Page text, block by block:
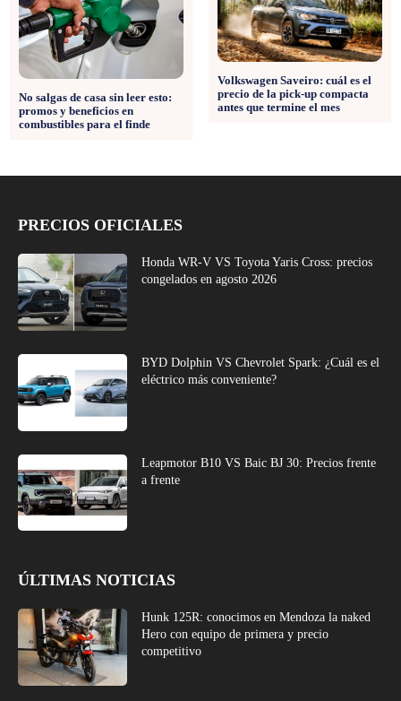
No salgas de casa sin leer esto:
promos y beneficios en
combustibles para el finde
Volkswagen Saveiro: cuál es el
precio de la pick-up compacta
antes que termine el mes
PRECIOS OFICIALES
Honda WR-V VS Toyota Yaris Cross: precios
congelados en agosto 2026
BYD Dolphin VS Chevrolet Spark: ¿Cuál es el
eléctrico más conveniente?
Leapmotor B10 VS Baic BJ 30: Precios frente
a frente
ÚLTIMAS NOTICIAS
Hunk 125R: conocimos en Mendoza la naked
Hero con equipo de primera y precio
competitivo